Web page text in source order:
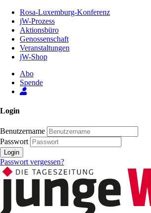
Inhalt
Seite
Rosa-Luxemburg-Konferenz
jW-Prozess
Aktionsbüro
Genossenschaft
Veranstaltungen
jW-Shop
Abo
Spende
Login
Benutzername
Passwort
Login
Passwort vergessen?